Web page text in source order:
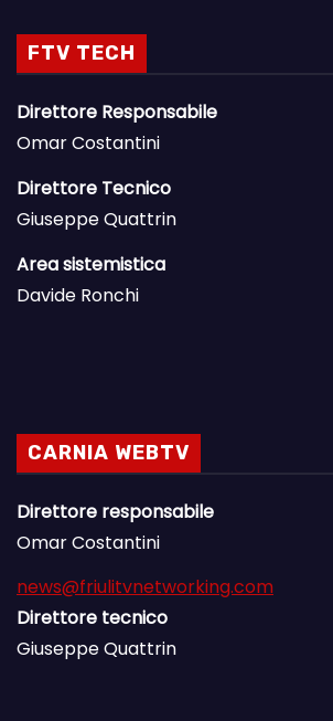
FTV TECH
Direttore Responsabile
Omar Costantini
Direttore Tecnico
Giuseppe Quattrin
Area sistemistica
Davide Ronchi
CARNIA WEBTV
Direttore responsabile
Omar Costantini
news@friulitvnetworking.com
Direttore tecnico
Giuseppe Quattrin